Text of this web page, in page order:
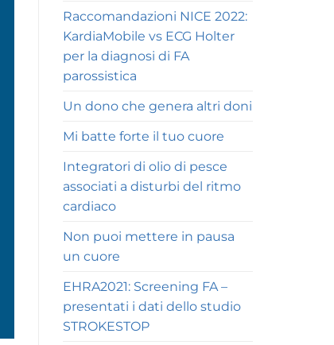
Raccomandazioni NICE 2022:
KardiaMobile vs ECG Holter
per la diagnosi di FA
parossistica
Un dono che genera altri doni
Mi batte forte il tuo cuore
Integratori di olio di pesce
associati a disturbi del ritmo
cardiaco
Non puoi mettere in pausa
un cuore
EHRA2021: Screening FA –
presentati i dati dello studio
STROKESTOP